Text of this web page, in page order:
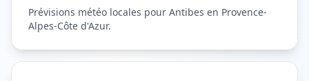
Prévisions météo locales pour Antibes en Provence-
Alpes-Côte d'Azur.